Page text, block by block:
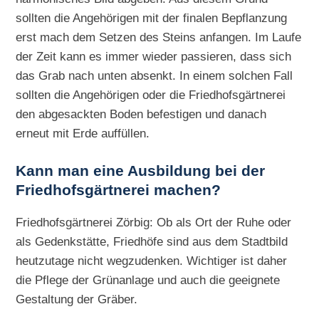
sollten die Angehörigen mit der finalen Bepflanzung
erst mach dem Setzen des Steins anfangen. Im Laufe
der Zeit kann es immer wieder passieren, dass sich
das Grab nach unten absenkt. In einem solchen Fall
sollten die Angehörigen oder die Friedhofsgärtnerei
den abgesackten Boden befestigen und danach
erneut mit Erde auffüllen.
Kann man eine Ausbildung bei der
Friedhofsgärtnerei machen?
Friedhofsgärtnerei Zörbig: Ob als Ort der Ruhe oder
als Gedenkstätte, Friedhöfe sind aus dem Stadtbild
heutzutage nicht wegzudenken. Wichtiger ist daher
die Pflege der Grünanlage und auch die geeignete
Gestaltung der Gräber.